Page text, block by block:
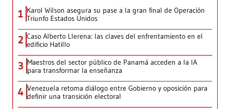
1 Karol Wilson asegura su pase a la gran final de Operación
Triunfo Estados Unidos
2 Caso Alberto Llerena: las claves del enfrentamiento en el
edificio Hatillo
3 Maestros del sector público de Panamá acceden a la IA
para transformar la enseñanza
4 Venezuela retoma diálogo entre Gobierno y oposición para
definir una transición electoral